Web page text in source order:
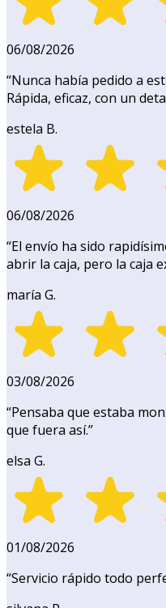
06/08/2026
“Nunca había pedido a
Rápida, eficaz, con un
estela B.
06/08/2026
“El envío ha sido
abrir la caja, pero la caja
maría G.
03/08/2026
“Pensaba que estaba
que fuera así.”
elsa G.
01/08/2026
“Servicio rápido todo